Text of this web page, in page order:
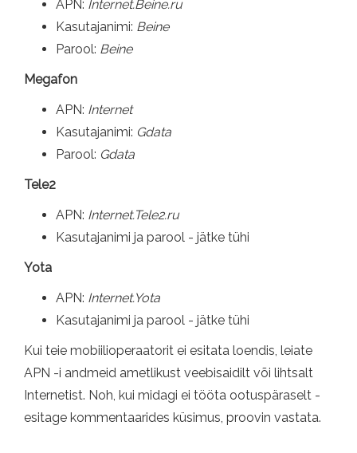
APN: Internet.Beine.ru
Kasutajanimi: Beine
Parool: Beine
Megafon
APN: Internet
Kasutajanimi: Gdata
Parool: Gdata
Tele2
APN: Internet.Tele2.ru
Kasutajanimi ja parool - jätke tühi
Yota
APN: Internet.Yota
Kasutajanimi ja parool - jätke tühi
Kui teie mobiilioperaatorit ei esitata loendis, leiate
APN -i andmeid ametlikust veebisaidilt või lihtsalt
Internetist. Noh, kui midagi ei tööta ootuspäraselt -
esitage kommentaarides küsimus, proovin vastata.